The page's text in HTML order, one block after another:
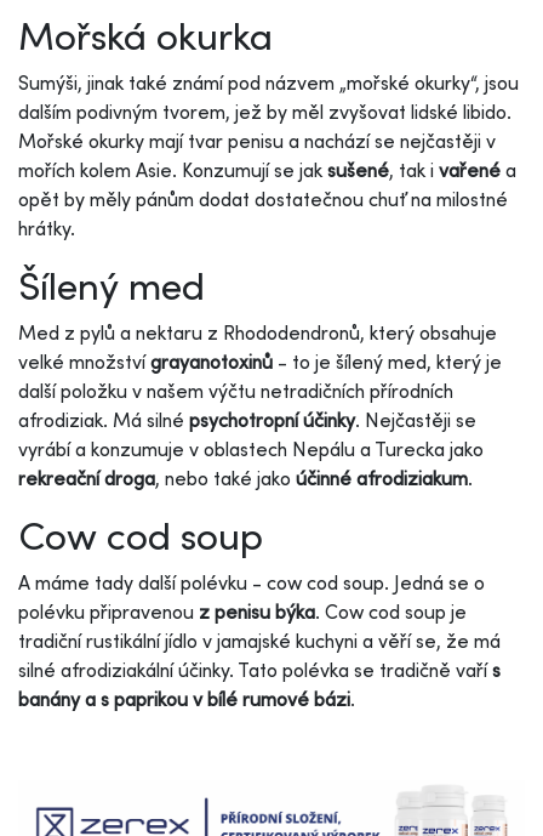
Mořská okurka
Sumýši, jinak také známí pod názvem „mořské okurky“, jsou
dalším podivným tvorem, jež by měl zvyšovat lidské libido.
Mořské okurky mají tvar penisu a nachází se nejčastěji v
mořích kolem Asie. Konzumují se jak sušené, tak i vařené a
opět by měly pánům dodat dostatečnou chuť na milostné
hrátky.
Šílený med
Med z pylů a nektaru z Rhododendronů, který obsahuje
velké množstvígrayanotoxinů - to je šílený med, který je
další položku v našem výčtu netradičních přírodních
afrodiziak. Má silné psychotropní účinky. Nejčastěji se
vyrábí a konzumuje v oblastech Nepálu a Turecka jako
rekreační droga, nebo také jako účinné afrodiziakum.
Cow cod soup
A máme tady další polévku - cow cod soup. Jedná se o
polévku připravenou z penisu býka. Cow cod soup je
tradiční rustikální jídlo v jamajské kuchyni a věří se, že má
silné afrodiziakální účinky. Tato polévka se tradičně vařís
banány a s paprikou v bílé rumové bázi.